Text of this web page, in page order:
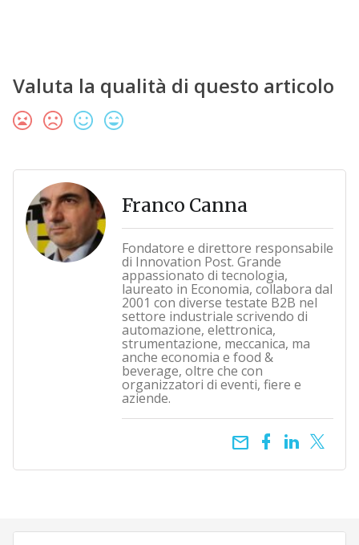
Valuta la qualità di questo articolo
Franco Canna
Fondatore e direttore responsabile
di Innovation Post. Grande
appassionato di tecnologia,
laureato in Economia, collabora dal
2001 con diverse testate B2B nel
settore industriale scrivendo di
automazione, elettronica,
strumentazione, meccanica, ma
anche economia e food &
beverage, oltre che con
organizzatori di eventi, fiere e
aziende.
email